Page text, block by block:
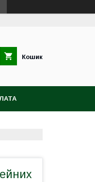
Кошик